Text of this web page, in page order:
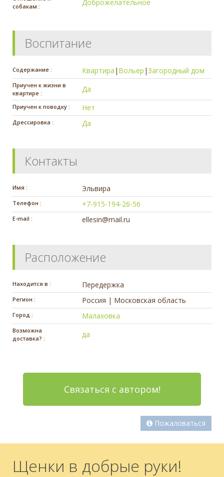
собакам :
Доброжелательное
Воспитание
Содержание : Квартира | Вольер |Загородный дом
Приучен к жизни в
квартире :
Да
Приучен к поводку : Нет
Дрессировка : Да
Контакты
Имя : Эльвира
Телефон : +7-915-194-26-56
E-mail : ellesin@mail.ru
Расположение
Находится в : Передержка
Регион : Россия | Московская область
Город : Малаховка
Возможна
доставка? :
да
Связаться с автором!
Пожаловаться
Щенки в добрые руки!